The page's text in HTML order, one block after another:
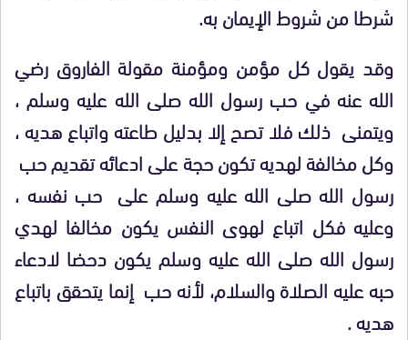
شرطا من شروط الإيمان به.
وقد يقول كل مؤمن ومؤمنة مقولة الفاروق رضي
الله عنه في حب رسول الله صلى الله عليه وسلم ،
ويتمنى ذلك فلا تصح إلا بدليل طاعته واتباع هديه ،
وكل مخالفة لهديه تكون حجة على ادعائه تقديم حب
رسول الله صلى الله عليه وسلم على حب نفسه ،
وعليه فكل اتباع لهوى النفس يكون مخالفا لهدي
رسول الله صلى الله عليه وسلم يكون دحضا لادعاء
حبه عليه الصلاة والسلام، لأنه حب إنما يتحقق باتباع
هديه .